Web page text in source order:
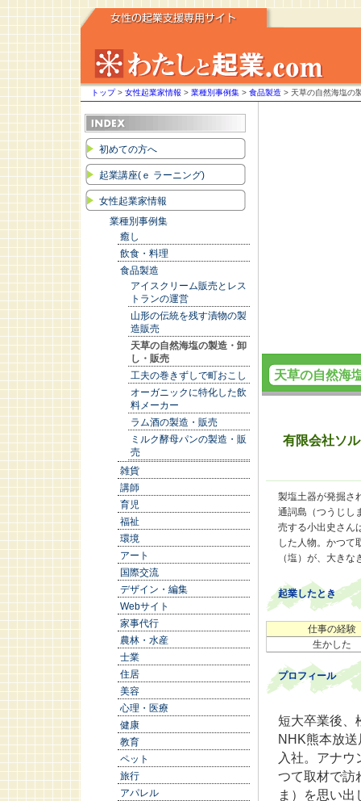
トップ> 女性起業家情報 > 業種別事例集 > 食品製造 > 天草の自然海塩の
天草の自然海
有限会社ソ
製塩土器が発掘さ
通詞島（つうじし
売する小出史さん
した人物。かつて
（塩）が、大き
起業したとき
仕事の経験
生かした
プロフィール
短大卒業後、
NHK熊本放
入社。アナ
つて取材で訪
ま）を思い
初めての方へ
起業講座(ｅ ラーニング)
女性起業家情報
業種別事例集
癒し
飲食・料理
食品製造
アイスクリーム販売とレス
トランの運営
山形の伝統を残す漬物の製
造販売
天草の自然海塩の製造・卸
し・販売
工夫の巻きずしで町おこし
オーガニックに特化した飲
料メーカー
ラム酒の製造・販売
ミルク酵母パンの製造・販
売
雑貨
講師
育児
福祉
環境
アート
国際交流
デザイン・編集
Webサイト
家事代行
農林・水産
士業
住居
美容
心理・医療
健康
教育
ペット
旅行
アパレル